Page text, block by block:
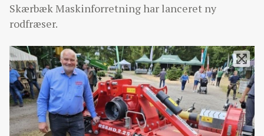
Skærbæk Maskinforretning har lanceret ny
rodfræser.